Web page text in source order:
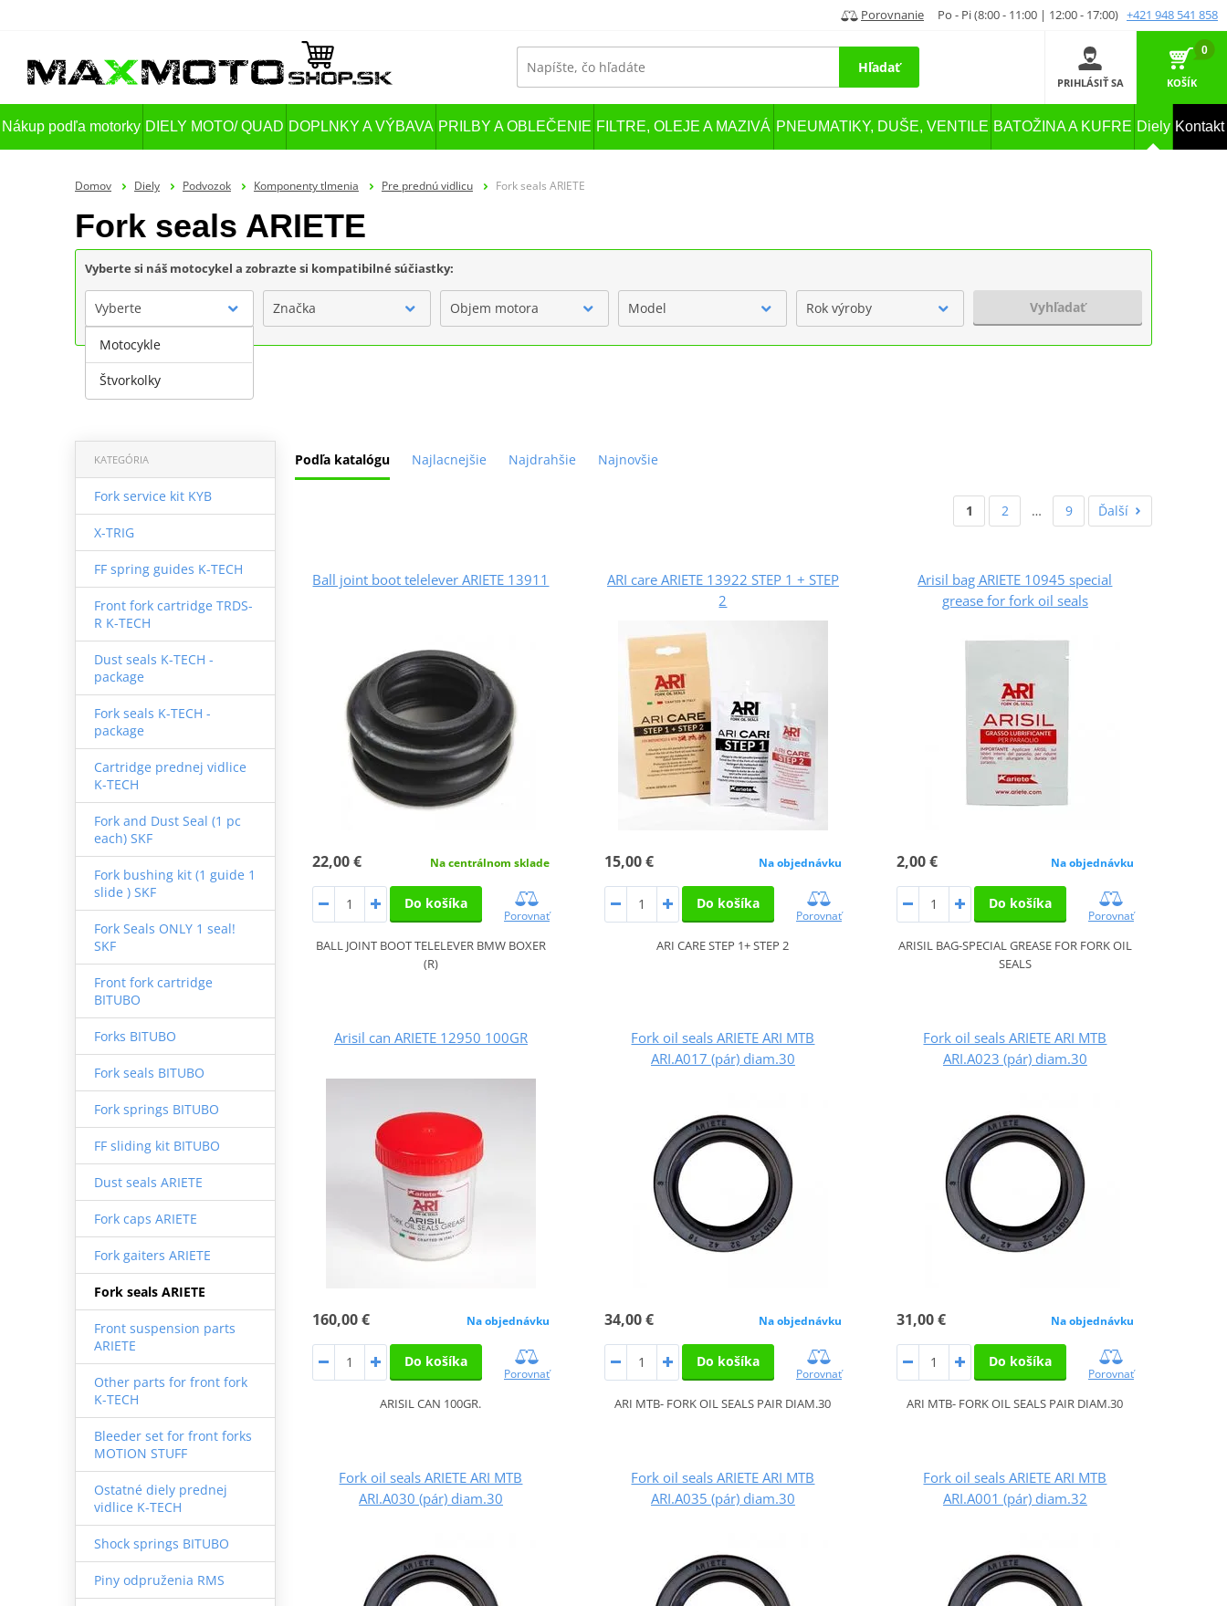
Porovnanie Po - Pi (8:00 - 11:00 | 12:00 - 17:00) +421 948 541 858
Hľadať
PRIHLÁSIŤ SA
0
KOŠÍK
Nákup podľa motorky DIELY MOTO/ QUAD DOPLNKY A VÝBAVA PRILBY A OBLEČENIE FILTRE, OLEJE A MAZIVÁ PNEUMATIKY, DUŠE, VENTILE BATOŽINA A KUFRE Diely Kontakt
Domov Diely Podvozok Komponenty tlmenia Pre prednú vidlicu Fork seals ARIETE
Fork seals ARIETE
Vyberte si náš motocykel a zobrazte si kompatibilné súčiastky:
Vyberte Značka Objem motora Model Rok výroby Vyhľadať
Podľa katalógu Najlacnejšie Najdrahšie Najnovšie
KATEGÓRIA
Fork service kit KYB
X-TRIG
FF spring guides K-TECH
Front fork cartridge TRDS-
R K-TECH
Dust seals K-TECH -
package
Fork seals K-TECH -
package
Cartridge prednej vidlice
K-TECH
Fork and Dust Seal (1 pc
each) SKF
Fork bushing kit (1 guide 1
slide ) SKF
Fork Seals ONLY 1 seal!
SKF
Front fork cartridge
BITUBO
Forks BITUBO
Fork seals BITUBO
Fork springs BITUBO
FF sliding kit BITUBO
Dust seals ARIETE
Fork caps ARIETE
Fork gaiters ARIETE
Fork seals ARIETE
Front suspension parts
ARIETE
Other parts for front fork
K-TECH
Bleeder set for front forks
MOTION STUFF
Ostatné diely prednej
vidlice K-TECH
Shock springs BITUBO
Piny odpruženia RMS
1 2 … 9 Ďalší
Ball joint boot telelever ARIETE 13911
22,00 € Na centrálnom sklade
Do košíka
Porovnať
BALL JOINT BOOT TELELEVER BMW BOXER
(R)
ARI care ARIETE 13922 STEP 1 + STEP
2
15,00 € Na objednávku
Do košíka
Porovnať
ARI CARE STEP 1+ STEP 2
Arisil bag ARIETE 10945 special
grease for fork oil seals
2,00 € Na objednávku
Do košíka
Porovnať
ARISIL BAG-SPECIAL GREASE FOR FORK OIL
SEALS
Arisil can ARIETE 12950 100GR
160,00 € Na objednávku
Do košíka
Porovnať
ARISIL CAN 100GR.
Fork oil seals ARIETE ARI MTB
ARI.A017 (pár) diam.30
34,00 € Na objednávku
Do košíka
Porovnať
ARI MTB- FORK OIL SEALS PAIR DIAM.30
Fork oil seals ARIETE ARI MTB
ARI.A023 (pár) diam.30
31,00 € Na objednávku
Do košíka
Porovnať
ARI MTB- FORK OIL SEALS PAIR DIAM.30
Fork oil seals ARIETE ARI MTB
ARI.A030 (pár) diam.30
Fork oil seals ARIETE ARI MTB
ARI.A035 (pár) diam.30
Fork oil seals ARIETE ARI MTB
ARI.A001 (pár) diam.32
Motocykle
Štvorkolky